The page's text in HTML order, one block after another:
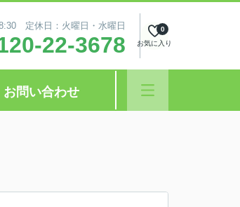
定休日：火曜日・水曜日
22-3678 お気に入り
0
お問い合わせ